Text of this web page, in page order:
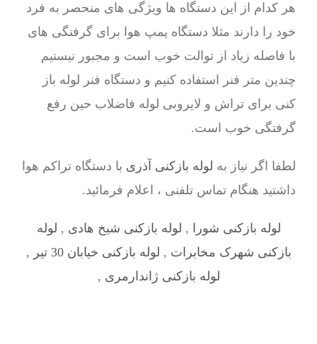
هر کدام از این دستگاه ها ویژگی های منحصر به فرد
خود را دارند مثلا دستگاه پمپ هوا برای گرفتگی های
با فاصله زیاد از توالت خوب است و مجبور نیستیم
چندین متر فنر استفاده کنیم و دستگاه فنر لوله باز
کنی برای تراش و لایروبی لوله فاضلاب حین رفع
گرفتگی خوب است.
لطفا اگر نیاز به لوله بازکنی آذری با دستگاه تراکم هوا
داشتید هنگام تماس تلفنی ، اعلام فرمائید.
لوله بازکنی شورا , لوله بازکنی شیخ هادی , لوله
بازکنی شهرک مخابرات , لوله بازکنی خیابان 30 تیر
,
لوله بازکنی ژاندارمری ,